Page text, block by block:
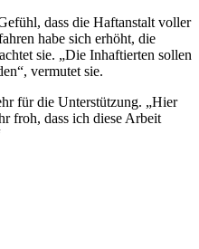
dass die Haftanstalt voller
habe sich erhöht, die
sie. „Die Inhaftierten sollen
vermutet sie.
für die Unterstützung. „Hier
froh, dass ich diese Arbeit